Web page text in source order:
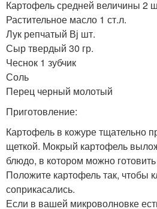
Картофель средней величины 2
Растительное масло 1 ст.л.
Лук репчатый Вј шт.
Сыр твердый 30 гр.
Чеснок 1 зубчик
Соль
Перец черный молотый
Приготовление:
Картофель в кожуре тщательно
щеткой. Мокрый картофель
блюдо, в котором можно
Положите картофель так, чтобы
соприкасались.
Если в вашей микроволновке